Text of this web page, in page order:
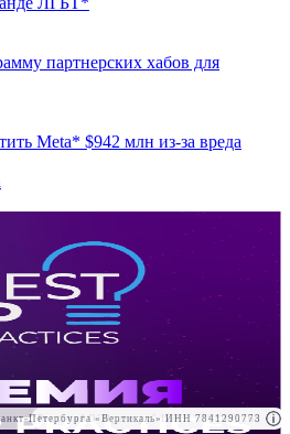
Реклама АО"Право.ру" ИНН: 7708095468
партнерских хабов для
Meta* $942 млн из-за вреда
Петербурга «Вертикаль» ИНН 7841290773